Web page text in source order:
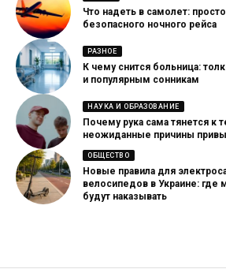
Что надеть в самолет:
безопасного ночного рейса
РАЗНОЕ
К чему снится больница:
и популярным сонникам
НАУКА И ОБРАЗОВАНИЕ
Почему рука сама тянется к
неожиданные причины
ОБЩЕСТВО
Новые правила для
велосипедов в Украине: где
будут наказывать